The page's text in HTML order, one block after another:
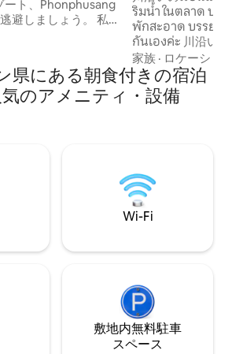
ート、Phonphusang
避しましょう。 私
リゾートでは、温
てくれるウェルネス
供しています。農場
地元産の農産物を使
ガニック料理を作る
ริมน้ำ ในตลาด ปา
พักสะอาด บรรยาก
กันเองค่ะ 川沿いのルアンマイプライナム
またはコテージは
ナムタコ市場にあ
で清潔で、周辺は
ています。オー
家族 · ロケーショ
県にある朝食付きの宿泊
のアメニティ・設備
Wi-Fi
敷地内無料駐⁠車
ス⁠ペ⁠ー⁠ス